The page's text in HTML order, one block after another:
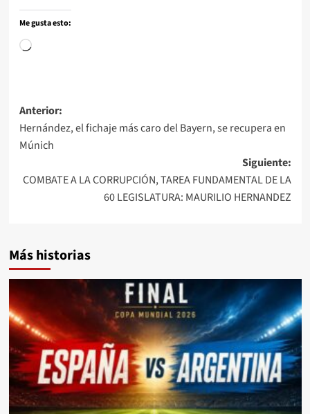
Me gusta esto:
Anterior:
Hernández, el fichaje más caro del Bayern, se recupera en
Múnich
Siguiente:
COMBATE A LA CORRUPCIÓN, TAREA FUNDAMENTAL DE LA
60 LEGISLATURA: MAURILIO HERNANDEZ
Más historias